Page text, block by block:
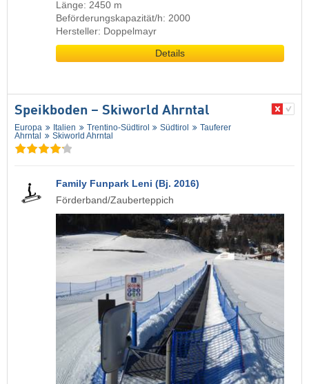
Länge: 2450 m
Beförderungskapazität/h: 2000
Hersteller: Doppelmayr
Details
Speikboden – Skiworld Ahrntal
Europa Italien Trentino-Südtirol Südtirol
Tauferer
Ahrntal
Skiworld Ahrntal
Family Funpark Leni (Bj. 2016)
Förderband/Zauberteppich